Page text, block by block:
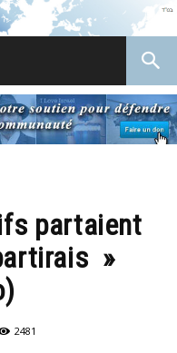
partaient
»
2481